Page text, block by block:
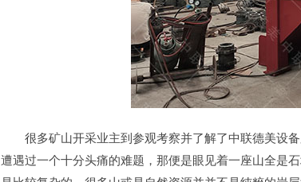
很多矿山开采业主到参观考察并了解了中联德美设
遭遇过一个十分头痛的难题，那便是眼见着一座山全是